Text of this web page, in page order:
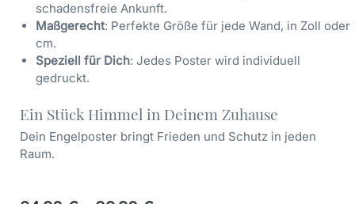
schadensfreie Ankunft.
Maßgerecht: Perfekte Größe für jede Wand, in Zoll oder
cm.
Speziell für Dich: Jedes Poster wird individuell
gedruckt.
Ein Stück Himmel in Deinem Zuhause
Dein Engelposter bringt Frieden und Schutz in jeden
Raum.